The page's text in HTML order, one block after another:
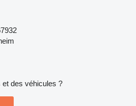
des véhicules ?